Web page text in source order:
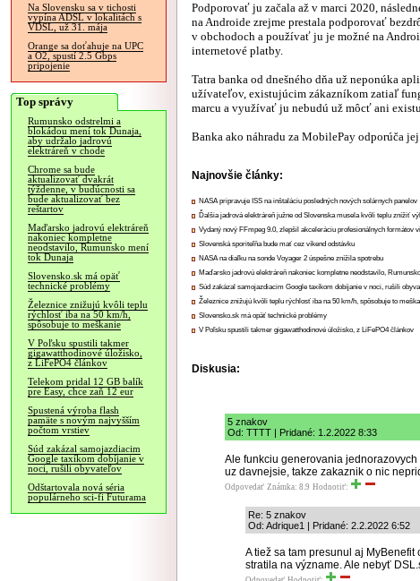
Na Slovensku sa v tichosti
vypína ADSL v lokalitách s
VDSL, už 31. mája
Orange sa doťahuje na UPC
a O2, spustí 2.5 Gbps
pripojenie
Top správy
Rumunsko odstrelmi a
blokádou mení tok Dunaja,
aby udržalo jadrovú
elektráreň v chode
Chrome sa bude
aktualizovať dvakrát
týždenne, v budúcnosti sa
bude aktualizovať bez
reštartov
Maďarsko jadrovú elektráreň
nakoniec kompletne
neodstavilo, Rumunsko mení
tok Dunaja
Slovensko.sk má opäť
technické problémy
Železnice znižujú kvôli teplu
rýchlosť iba na 50 km/h,
spôsobuje to meškanie
V Poľsku spustili takmer
gigawatthodinové úložisko,
z LiFePO4 článkov
Telekom pridal 12 GB balík
pre Easy, chce zaň 12 eur
Spustená výroba flash
pamäte s novým najvyšším
počtom vrstiev
Súd zakázal samojazdiacim
Google taxíkom dobíjanie v
noci, rušili obyvateľov
Odštartovala nová séria
populárneho sci-fi Futurama
Podporovať ju začala až v marci 2020,
na Androide zrejme prestala podporovať
v obchodoch a používať ju je možné na
internetové platby.
Tatra banka od dnešného dňa už neponúka
užívateľov, existujúcim zákazníkom zatiaľ
marcu a využívať ju nebudú už môcť ani
Banka ako náhradu za MobilePay odporúča
Najnovšie články:
NASA pripravuje ISS na inštaláciu posledných nových solárnych panelov
Ďalšia jadrová elektráreň južne od Slovenska musela kvôli teplu znížiť
Vydaný nový FFmpeg 9.0, zlepšil akceleráciu profesionálnych formátov
Slovenská sporiteľňa bude mať cez víkend odstávku
NASA na diaľku na sonde Voyager 2 úspešne znížila spotrebu
Maďarsko jadrovú elektráreň nakoniec kompletne neodstavilo,
Súd zakázal samojazdiacim Google taxíkom dobíjanie v noci, rušili
Železnice znižujú kvôli teplu rýchlosť iba na 50 km/h, spôsobuje to
Slovensko.sk má opäť technické problémy
V Poľsku spustili takmer gigawatthodinové úložisko, z LiFePO4 článkov
Diskusia:
5 znakov
Od: TTTT | Pridané: 1.2.2022 8:33
Ale funkciu generovania
uz davnejsie, takze zakaznik o nic
Odpovedať Známka: 8.9 Hodnotiť:
Re: 5 znakov
Od: Adrique1 | Pridané: 2.2.2022 6:52
A tiež sa tam presunul aj
stratila na význame. Ale nebyť